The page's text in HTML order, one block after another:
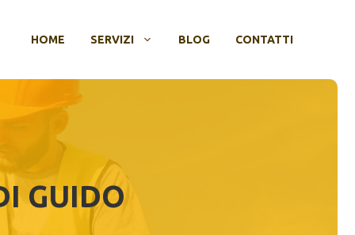
HOME SERVIZI BLOG CONTATTI
GUIDO